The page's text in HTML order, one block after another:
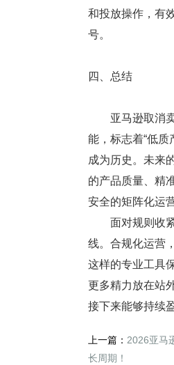
和投放操作，有
号。
四、总结
亚马逊取消卖
能，标志着“低质
成为历史。未来
的产品质量、精
安全的矩阵化运
面对规则收紧
线。合规化运营
这样的专业工具
更多精力放在站
接下来能够持续
上一篇： 2026亚马
长周期！